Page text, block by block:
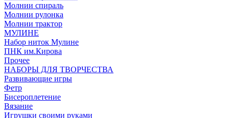
Молнии спираль
Молнии рулонка
Молнии трактор
МУЛИНЕ
Набор ниток Мулине
ПНК им.Кирова
Прочее
НАБОРЫ ДЛЯ ТВОРЧЕСТВА
Развивающие игры
Фетр
Бисероплетение
Вязание
Игрушки своими руками